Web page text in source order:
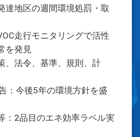
達地区の週間環境処罰・取
走行モニタリングで活性
を発見
、法令、基準、規則、計
：今後5年の環境方針を盛
：2品目のエネ効率ラベル実